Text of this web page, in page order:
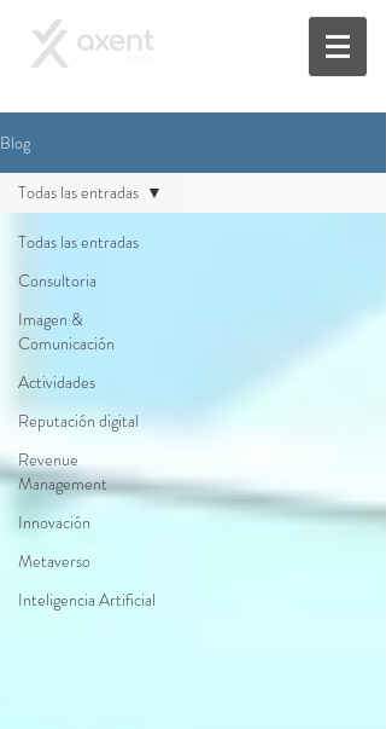
Blog
Todas las entradas
Consultoria
Imagen &
Comunicación
Actividades
Reputación digital
Revenue
Management
Innovación
Metaverso
Inteligencia Artificial
Todas las entradas